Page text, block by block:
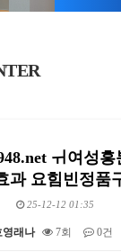
ㅟ여성흥
과 요힘빈정품
25-12-12 01:35
영래나 7회 0건